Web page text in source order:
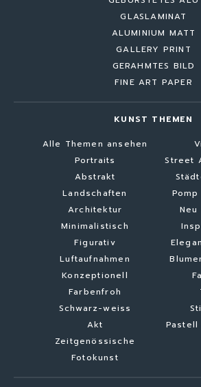
GLASLAMINAT
ALUMINIUM MATT
GALLERY PRINT
GERAHMTES BILD
FINE ART PAPER
KUNST THEMEN
Alle Themen ansehen
Portraits
Abstrakt
Landschaften
Architektur
Minimalistisch
Figurativ
Luftaufnahmen
Konzeptionell
Farbenfroh
Schwarz-weiss
Akt
Zeitgenössische
Fotokunst
Street
Pastell